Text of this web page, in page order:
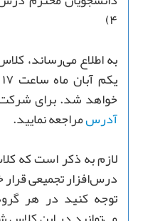
۴)
به اطلاع می‌رساند،
خواهد شد. برای شرکت
آدرسمراجعه نمایید.
لازم به ذکر است که
درس‌افزار تجمیعی
توجه کنید در هر